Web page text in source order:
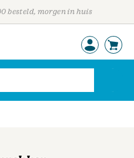
besteld, morgen in huis